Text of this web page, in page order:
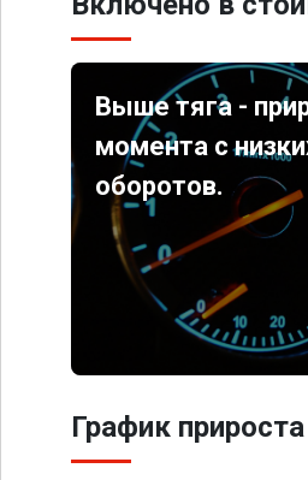
Выше тяга -
момента с
оборотов.
График